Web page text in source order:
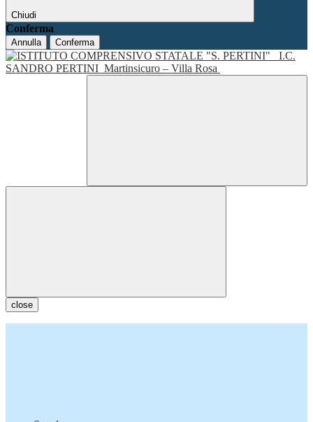
Chiudi
Conferma
Annulla Conferma
I.C.
SANDRO PERTINI Martinsicuro – Villa Rosa
close